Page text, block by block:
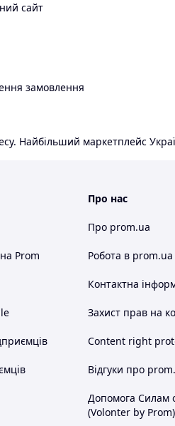
сайт
замовлення
Найбільший маркетплейс
на Prom
Про нас
Про prom.ua
Робота в prom.ua
Контактна
Захист прав на
Content right
Відгуки про
Допомога Силам
(Volonter by Prom)